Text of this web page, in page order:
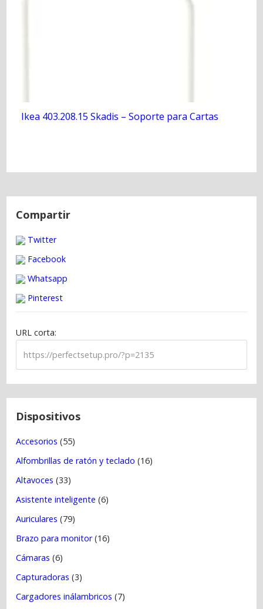
Ikea 403.208.15 Skadis – Soporte para Cartas
N
e
n
Compartir
Twitter
Facebook
Whatsapp
Pinterest
URL corta:
Dispositivos
Accesorios (55)
Alfombrillas de ratón y teclado (16)
Altavoces (33)
Asistente inteligente (6)
Auriculares (79)
Brazo para monitor(16)
Cámaras (6)
Capturadoras (3)
Cargadores inálambricos (7)